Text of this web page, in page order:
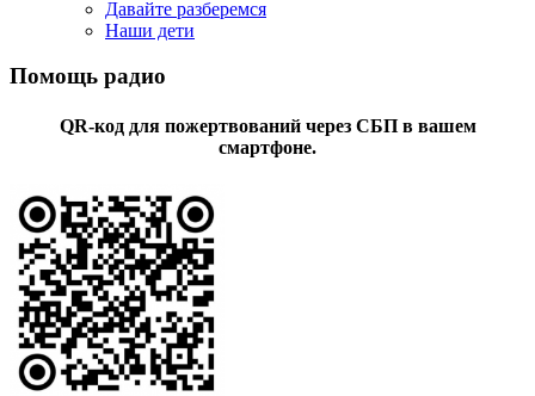
Давайте разберемся
Наши дети
Помощь радио
QR-код для пожертвований через СБП в вашем
смартфоне.